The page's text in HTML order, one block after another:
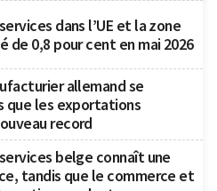
dans l’UE et la zone
de 0,8 pour cent en mai 2026
allemand se
que les exportations
record
belge connaît une
tandis que le commerce et